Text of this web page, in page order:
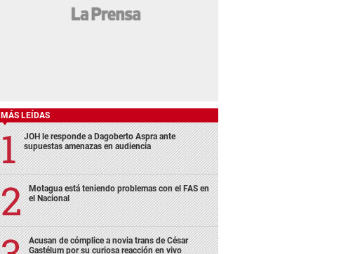
MÁS LEÍDAS
JOH le responde a Dagoberto Aspra ante
supuestas amenazas en audiencia
Motagua está teniendo problemas con el FAS en
el Nacional
Acusan de cómplice a novia trans de César
Gastélum por su curiosa reacción en vivo